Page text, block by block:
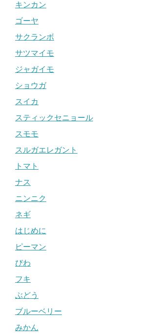
キンカン
ゴーヤ
サクランボ
サツマイモ
ジャガイモ
ショウガ
スイカ
スティックセニョール
スモモ
スルガエレガント
トマト
ナス
ニンニク
ネギ
はじめに
ピーマン
びわ
フキ
ぶどう
ブルーベリー
みかん